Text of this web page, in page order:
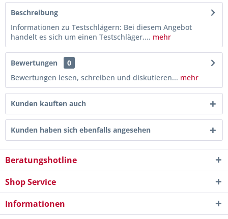
Beschreibung
Informationen zu Testschlägern: Bei diesem Angebot
handelt es sich um einen Testschläger,... mehr
Bewertungen
0
Bewertungen lesen, schreiben und diskutieren... mehr
Kunden kauften auch
Kunden haben sich ebenfalls angesehen
Beratungshotline
Shop Service
Informationen